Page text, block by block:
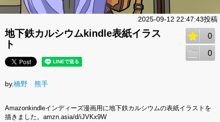
2025-09-12 22:47:43投稿
地下鉄カルシウムkindle表紙イラス
ト
0
0
by.橋野 熊手
Amazonkindleインディーズ漫画用に地下鉄カルシウムの表紙イラストを
描きました。amzn.asia/d/iJVKx9W